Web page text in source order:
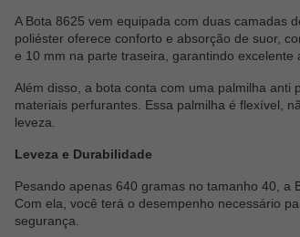
A Bota 8625 vem equipada com duas camadas
poliéster oferece conforto e absorção de suor,
e 10 mm na parte traseira, garantindo
Além disso, a bota conta com uma palmilha anti
materiais perfurantes. Essa palmilha é flexível,
leveza.
Leveza e Durabilidade
Pesando apenas 640 gramas no tamanho 40, a
Com ela, você terá o desempenho necessário
segurança.